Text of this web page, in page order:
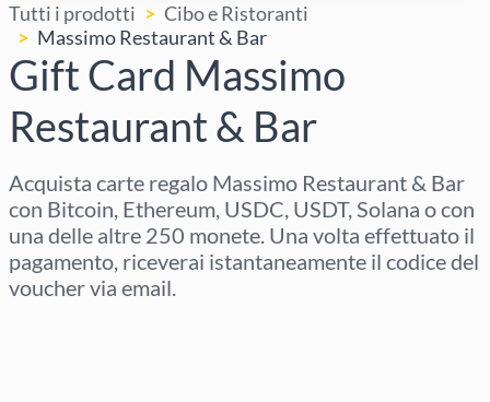
Tutti i prodotti
Cibo e Ristoranti
Massimo Restaurant & Bar
Gift Card Massimo
Restaurant & Bar
Acquista carte regalo Massimo Restaurant & Bar
con Bitcoin, Ethereum, USDC, USDT, Solana o con
una delle altre 250 monete. Una volta effettuato il
pagamento, riceverai istantaneamente il codice del
voucher via email.